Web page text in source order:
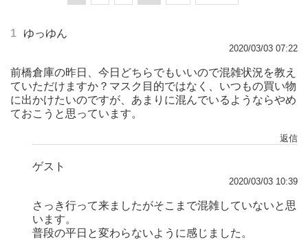
1 ゆっゆん
2020/03/03 07:22
前橋倉庫の昨日、今日どちらでもいいので混雑状況を教え
ていただけますか？マスク目的ではなく、いつもの買い物
に出かけたいのですが、あまりに混んでいるようならやめ
ておこうと思っています。
返信
ゲスト
2020/03/03 10:39
さっき行って来ましたがそこまで混雑していないと思
います。
普段の平日と変わらないように感じました。